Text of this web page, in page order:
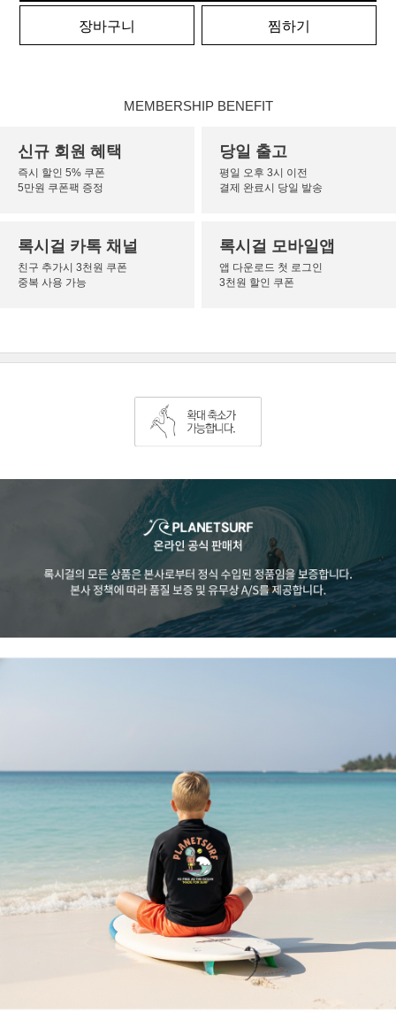
장바구니 찜하기
MEMBERSHIP BENEFIT
신규 회원 혜택
즉시 할인 5% 쿠폰
5만원 쿠폰팩 증정
당일 출고
평일 오후 3시 이전
결제 완료시 당일 발송
록시걸 카톡 채널
친구 추가시 3천원 쿠폰
중복 사용 가능
록시걸 모바일앱
앱 다운로드 첫 로그인
3천원 할인 쿠폰